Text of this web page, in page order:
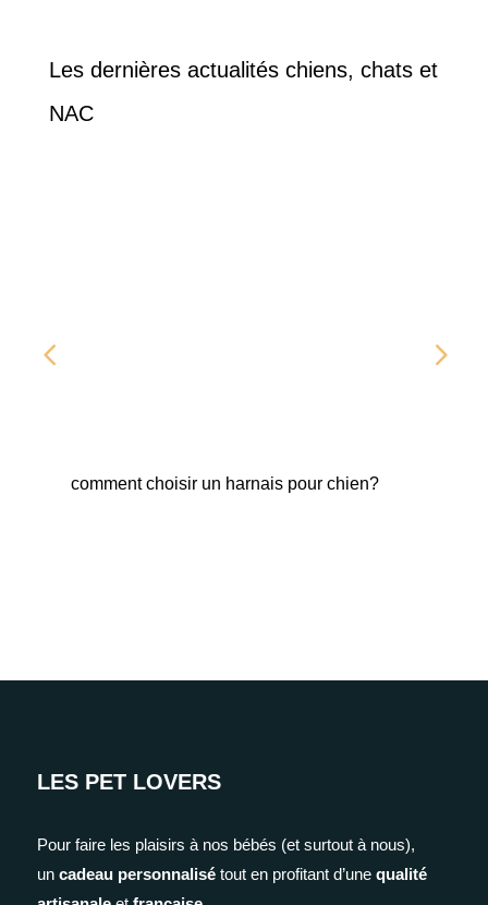
Les dernières actualités chiens, chats et
NAC
comment choisir un harnais pour chien?
LES PET LOVERS
Pour faire les plaisirs à nos bébés (et surtout à nous),
un cadeau personnalisétout en profitant d’une qualité